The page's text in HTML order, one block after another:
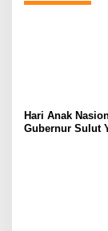
Hari Anak
Gubernur Sulut